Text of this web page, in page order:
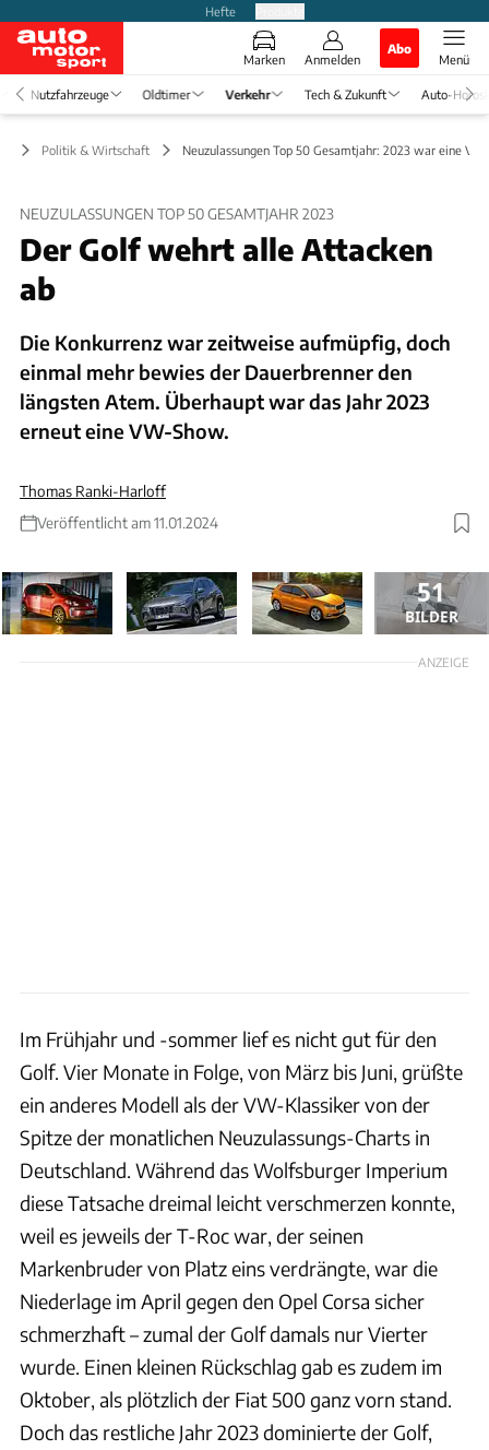
Hefte
Marken Anmelden
Abo
Menü
Nutzfahrzeuge Oldtimer Verkehr Tech & Zukunft Auto-
Politik & Wirtschaft Neuzulassungen Top 50 Gesamtjahr: 2023 war eine
NEUZULASSUNGEN TOP 50 GESAMTJAHR 2023
Der Golf wehrt alle Attacken
ab
Die Konkurrenz war zeitweise aufmüpfig, doch
einmal mehr bewies der Dauerbrenner den
längsten Atem. Überhaupt war das Jahr 2023
erneut eine VW-Show.
Thomas Ranki-Harloff
Veröffentlicht am 11.01.2024
51
BILDER
ANZEIGE
Im Frühjahr und -sommer lief es nicht gut für den
Golf. Vier Monate in Folge, von März bis Juni, grüßte
ein anderes Modell als der VW-Klassiker von der
Spitze der monatlichen Neuzulassungs-Charts in
Deutschland. Während das Wolfsburger Imperium
diese Tatsache dreimal leicht verschmerzen konnte,
weil es jeweils der T-Roc war, der seinen
Markenbruder von Platz eins verdrängte, war die
Niederlage im April gegen den Opel Corsa sicher
schmerzhaft – zumal der Golf damals nur Vierter
wurde. Einen kleinen Rückschlag gab es zudem im
Oktober, als plötzlich der Fiat 500 ganz vorn stand.
Doch das restliche Jahr 2023 dominierte der Golf,